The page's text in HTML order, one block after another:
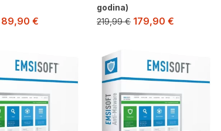
89,90 €
godina)
219,99€ 179,90 €